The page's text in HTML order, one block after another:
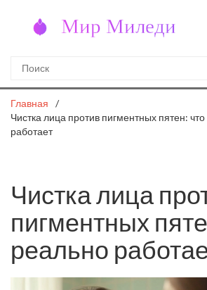
Главная
Чистка лица против пигментных пятен:
работает
Чистка лица
пигментных
реально